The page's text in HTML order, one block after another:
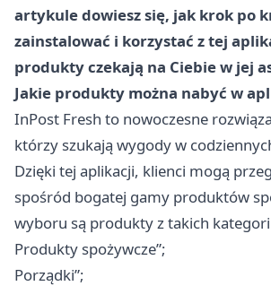
artykule dowiesz się, jak krok po
zainstalować i korzystać z tej
produkty czekają na Ciebie w jej
Jakie produkty można nabyć w
InPost Fresh to nowoczesne
którzy szukają wygody w
Dzięki tej aplikacji, klienci mogą
spośród bogatej gamy produktów
wyboru są produkty z takich
Produkty spożywcze”;
Porządki”;